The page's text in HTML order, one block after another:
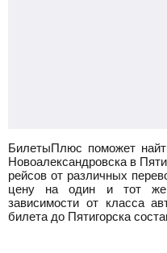
БилетыПлюс поможет
Новоалександровска в
рейсов от различных
цену на один и тот же
зависимости от класса
билета до Пятигорска